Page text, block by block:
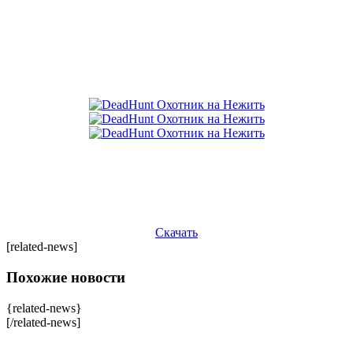
Скачать
[related-news]
Похожие новости
{related-news}
[/related-news]